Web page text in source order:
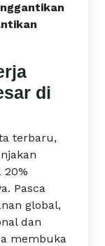
di
terbaru,
20%
Pasca
global,
dan
membuka